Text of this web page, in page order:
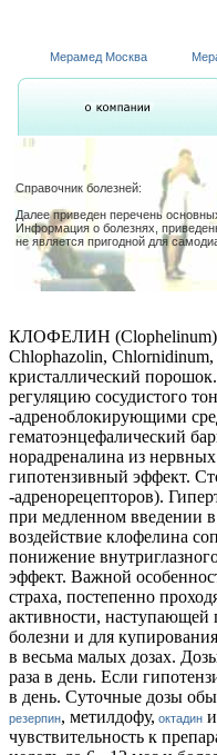
Мерамед Москва
Справочник болезней:
Далее приведен перечень
Информация о болезнях,
не является пригодной для
КЛОФЕЛИН (Сlophelinum).
Chlophazolin,
кристаллический
регуляцию сосудистого
-адреноблокирующими
гематоэнцефалический
норадреналина из
гипотензивный эффект.
-адренорецепторов).
при медленном введении в
воздействие клофелина
понижение
эффект. Важной
страха, постепенно
активности, наступающей
болезни и для
в весьма малых дозах.
раза в день. Если
в день. Суточные дозы
резерпин, метилдофу, октадин
чувствительность к